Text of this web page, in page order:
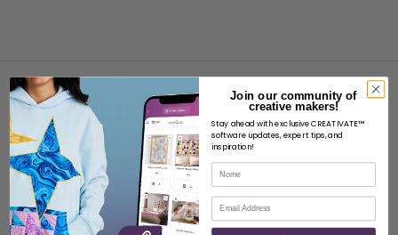
SOBRE
Sobre a SVP Worldwide
Contacto
Join our community of
creative makers!
Stay ahead with exclusive CREATIVATE™
software updates, expert tips, and
inspiration!
Nome
Correio eletrónico